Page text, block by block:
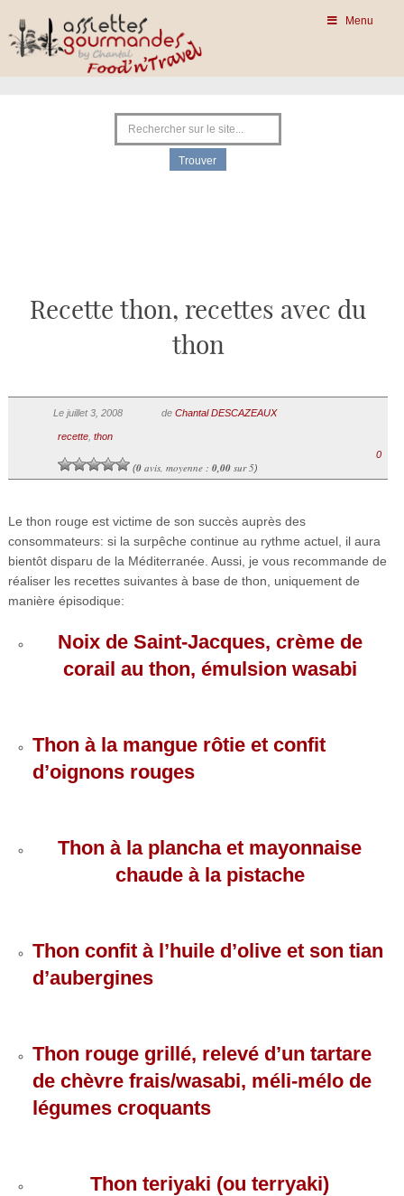
Menu
Recette thon, recettes avec du
thon
Le juillet 3, 2008 de Chantal DESCAZEAUX
recette, thon
(0avis, moyenne : 0,00sur 5)
0
Le thon rouge est victime de son succès auprès des
consommateurs: si la surpêche continue au rythme actuel, il aura
bientôt disparu de la Méditerranée. Aussi, je vous recommande de
réaliser les recettes suivantes à base de thon, uniquement de
manière épisodique:
Noix de Saint-Jacques, crème de
corail au thon, émulsion wasabi
Thon à la mangue rôtie et confit
d’oignons rouges
Thon à la plancha et mayonnaise
chaude à la pistache
Thon confit à l’huile d’olive et son tian
d’aubergines
Thon rouge grillé, relevé d’un tartare
de chèvre frais/wasabi, méli-mélo de
légumes croquants
Thon teriyaki (ou terryaki)